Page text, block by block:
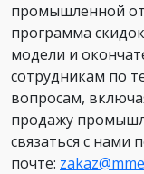
промышленной
программа
модели и
сотрудникам по
вопросам,
продажу
связаться с нами
почте: